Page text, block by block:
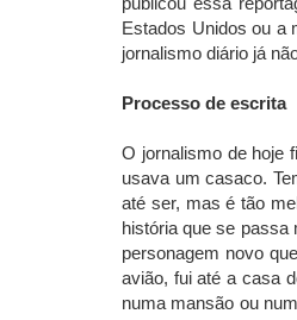
Estados Unidos ou a
jornalismo diário já
Processo de escrita
O jornalismo de hoje
usava um casaco.
até ser, mas é tão
história que se passa
personagem novo
avião, fui até a casa
numa mansão ou